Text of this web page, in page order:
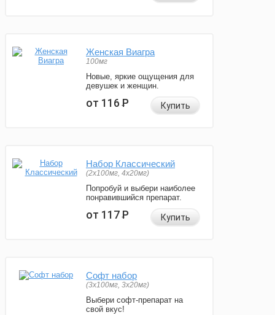
Женская Виагра
100мг
Новые, яркие ощущения для
девушек и женщин.
от 116Р Купить
Набор Классический
(2x100мг, 4x20мг)
Попробуй и выбери наиболее
понравившийся препарат.
от 117Р Купить
Софт набор
(3x100мг, 3x20мг)
Выбери софт-препарат на
свой вкус!